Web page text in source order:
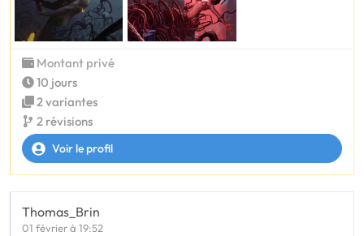
Montant privé
10 jours
2 variantes
2 révisions
Voir le profil
Thomas_Brin
01 février à 19:52